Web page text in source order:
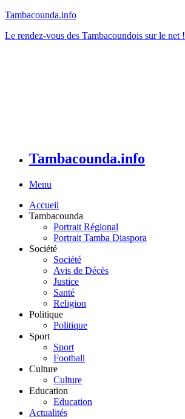
Tambacounda.info
Le rendez-vous des Tambacoundois sur le net !
Tambacounda.info
Menu
Accueil
Tambacounda
Portrait Régional
Portrait Tamba Diaspora
Société
Société
Avis de Décès
Justice
Santé
Religion
Politique
Politique
Sport
Sport
Football
Culture
Culture
Education
Education
Actualités